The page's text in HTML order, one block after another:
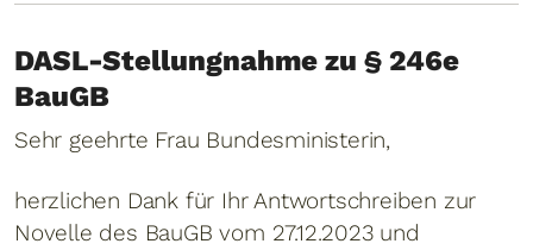
DASL-Stellungnahme zu § 246e
BauGB
Sehr geehrte Frau Bundesministerin,
herzlichen Dank für Ihr Antwortschreiben zur
Novelle des BauGB vom 27.12.2023 und